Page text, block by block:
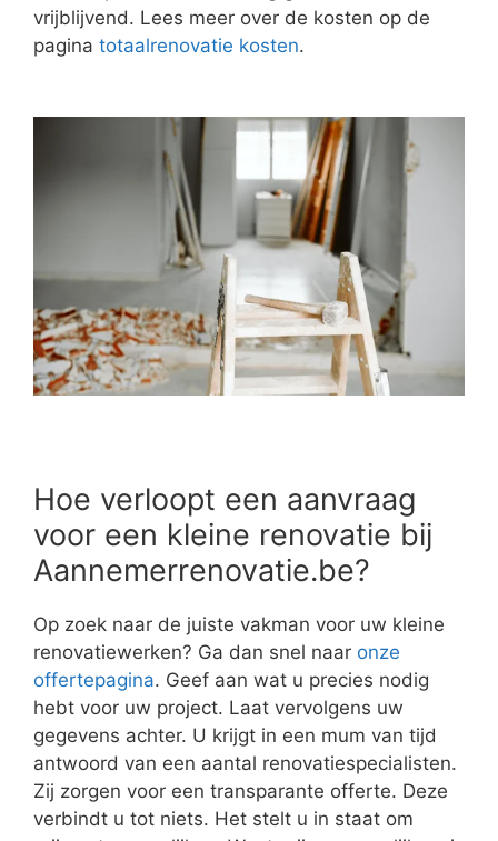
vrijblijvend. Lees meer over de kosten op de
pagina totaalrenovatie kosten.
Hoe verloopt een aanvraag
voor een kleine renovatie bij
Aannemerrenovatie.be?
Op zoek naar de juiste vakman voor uw kleine
renovatiewerken? Ga dan snel naar onze
offertepagina. Geef aan wat u precies nodig
hebt voor uw project. Laat vervolgens uw
gegevens achter. U krijgt in een mum van tijd
antwoord van een aantal renovatiespecialisten.
Zij zorgen voor een transparante offerte. Deze
verbindt u tot niets. Het stelt u in staat om